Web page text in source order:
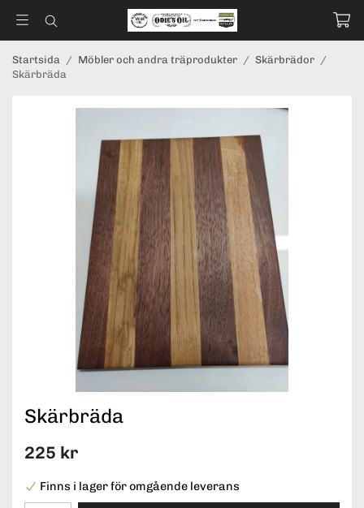
Startsida / Möbler och andra träprodukter / Skärbrädor /
Skärbräda
Skärbräda
225 kr
Finns i lager för omgående leverans